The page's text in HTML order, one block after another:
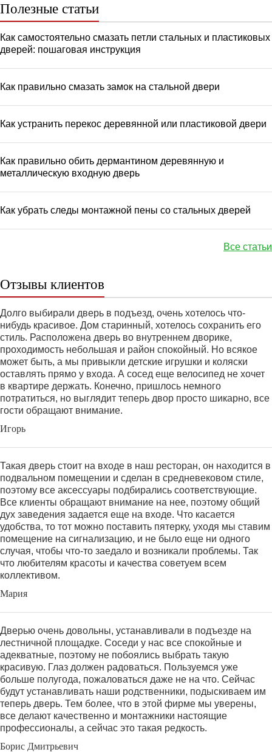
Полезные статьи
Как самостоятельно смазать петли стальных и пластиковых
дверей: пошаговая инструкция
Как правильно смазать замок на стальной двери
Как устранить перекос деревянной или пластиковой двери
Как правильно обить дермантином деревянную и
металлическую входную дверь
Как убрать следы монтажной пены со стальных дверей
Все статьи
Отзывы клиентов
Долго выбирали дверь в подъезд, очень хотелось что-
нибудь красивое. Дом старинный, хотелось сохранить его
стиль. Расположена дверь во внутреннем дворике,
проходимость небольшая и район спокойный. Но всякое
может быть, а мы привыкли детские игрушки и коляски
оставлять прямо у входа. А сосед еще велосипед не хочет
в квартире держать. Конечно, пришлось немного
потратиться, но выглядит теперь двор просто шикарно, все
гости обращают внимание.
Игорь
Такая дверь стоит на входе в наш ресторан, он находится в
подвальном помещении и сделан в средневековом стиле,
поэтому все аксессуары подбирались соответствующие.
Все клиенты обращают внимание на нее, поэтому общий
дух заведения задается еще на входе. Что касается
удобства, то тот можно поставить пятерку, уходя мы ставим
помещение на сигнализацию, и не было еще ни одного
случая, чтобы что-то заедало и возникали проблемы. Так
что любителям красоты и качества советуем всем
коллективом.
Мария
Дверью очень довольны, устанавливали в подъезде на
лестничной площадке. Соседи у нас все спокойные и
адекватные, поэтому не побоялись выбрать такую
красивую. Глаз должен радоваться. Пользуемся уже
больше полугода, пожаловаться даже не на что. Сейчас
будут устанавливать наши родственники, подыскиваем им
теперь дверь. Тем более, что в этой фирме мы уверены,
все делают качественно и монтажники настоящие
профессионалы, а сейчас это такая редкость.
Борис Дмитрьевич